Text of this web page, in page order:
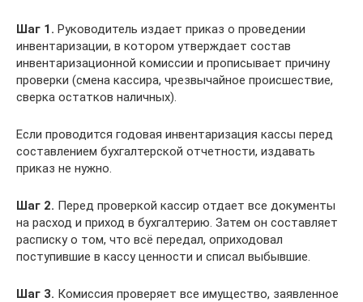
Шаг 1. Руководитель издает приказ о проведении
инвентаризации, в котором утверждает состав
инвентаризационной комиссии и прописывает причину
проверки (смена кассира, чрезвычайное происшествие,
сверка остатков наличных).
Если проводится годовая инвентаризация кассы перед
составлением бухгалтерской отчетности, издавать
приказ не нужно.
Шаг 2. Перед проверкой кассир отдает все документы
на расход и приход в бухгалтерию. Затем он составляет
расписку о том, что всё передал, оприходовал
поступившие в кассу ценности и списал выбывшие.
Шаг 3. Комиссия проверяет все имущество, заявленное